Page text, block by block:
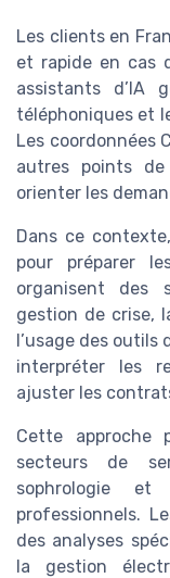
Les clients en
et rapide en cas
assistants d’IA
téléphoniques et
Les coordonnées
autres points
orienter les
Dans ce
pour préparer
organisent des
gestion de crise,
l’usage des outils
interpréter les
ajuster les
Cette approche
secteurs de
sophrologie
professionnels.
des analyses
la gestion